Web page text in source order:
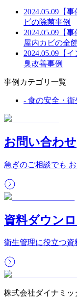
2024.05.09 【
ビの除菌事例
2024.05.09 【
屋内カビの全
2024.05.09 【
臭改善事例
事例カテゴリ一覧
- 食の安全・衛
お問い合わせ
急ぎのご相談でも
資料ダウン
衛生管理に役立つ資
株式会社ダイナミッ